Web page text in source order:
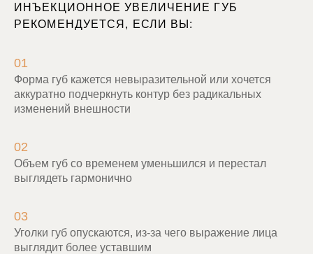
ИНЪЕКЦИОННОЕ УВЕЛИЧЕНИЕ ГУБ
РЕКОМЕНДУЕТСЯ, ЕСЛИ ВЫ:
01
Форма губ кажется невыразительной или хочется
аккуратно подчеркнуть контур без радикальных
изменений внешности
02
Объем губ со временем уменьшился и перестал
выглядеть гармонично
03
Уголки губ опускаются, из-за чего выражение лица
выглядит более уставшим